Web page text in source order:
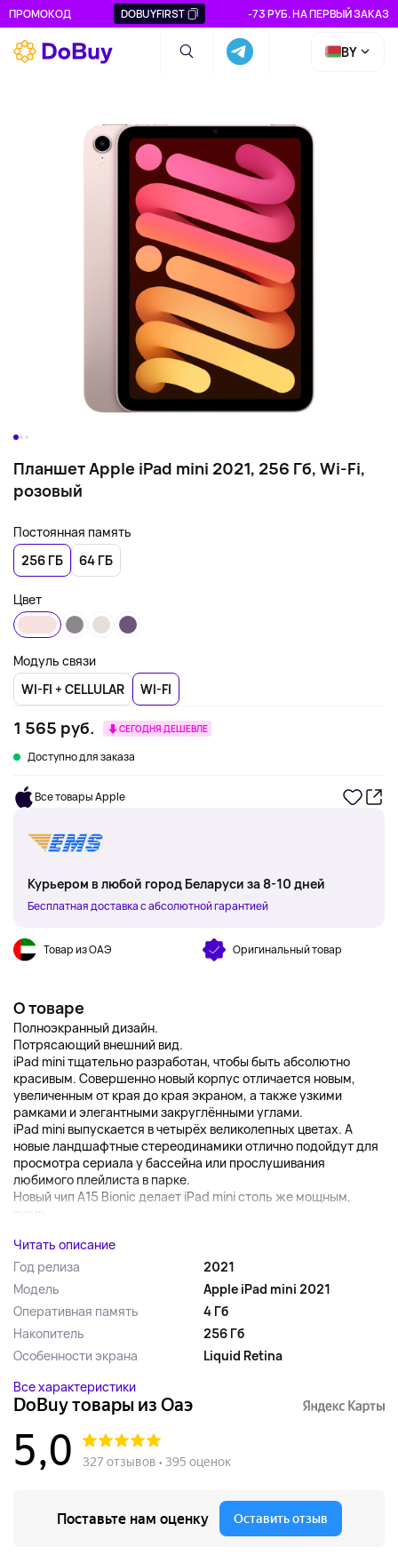
ПРОМОКОД DOBUYFIRST -73 РУБ. НА ПЕРВЫЙ ЗАКАЗ
BY
Планшет Apple iPad mini 2021, 256 Гб, Wi-Fi,
розовый
Постоянная память
256 ГБ
64 ГБ
Цвет
Модуль связи
WI-FI + CELLULAR
WI-FI
1 565 руб. СЕГОДНЯ ДЕШЕВЛЕ
Доступно для заказа
Все товары Apple
Курьером в любой город Беларуси за 8-10 дней
Бесплатная доставка с абсолютной гарантией
Товар из ОАЭ Оригинальный товар
О товаре
Полноэкранный дизайн.
Потрясающий внешний вид.
iPad mini тщательно разработан, чтобы быть абсолютно
красивым. Совершенно новый корпус отличается новым,
увеличенным от края до края экраном, а также узкими
рамками и элегантными закруглёнными углами.
iPad mini выпускается в четырёх великолепных цветах. А
новые ландшафтные стереодинамики отлично подойдут для
просмотра сериала у бассейна или прослушивания
любимого плейлиста в парке.
Новый чип A15 Bionic делает iPad mini столь же мощным,
сколь...
Читать описание
Год релиза
2021
Модель
Apple iPad mini 2021
Оперативная память
4 Гб
Накопитель
256 Гб
Особенности экрана
Liquid Retina
Все характеристики